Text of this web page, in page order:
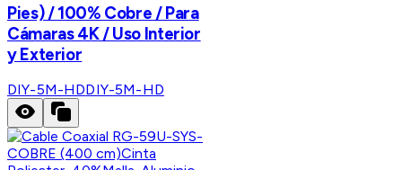
Pies) / 100% Cobre / Para
Cámaras 4K / Uso Interior
y Exterior
DIY-5M-HDDIY-5M-HD